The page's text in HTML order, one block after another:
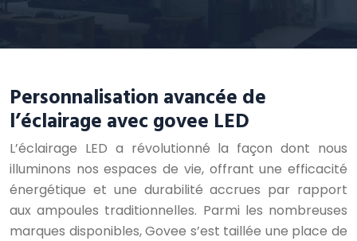
Personnalisation avancée de
l’éclairage avec govee LED
L’éclairage LED a révolutionné la façon dont nous
illuminons nos espaces de vie, offrant une efficacité
énergétique et une durabilité accrues par rapport
aux ampoules traditionnelles. Parmi les nombreuses
marques disponibles, Govee s’est taillée une place de